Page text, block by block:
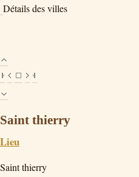
Détails des villes
Saint thierry
Lieu
Saint thierry